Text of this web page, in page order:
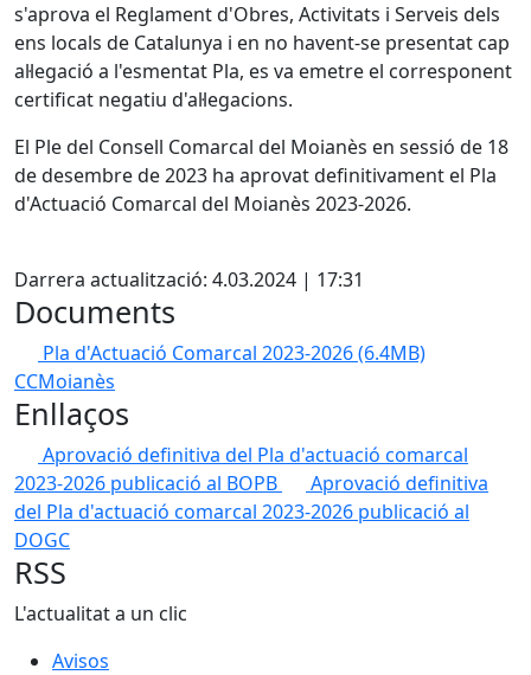
s'aprova el Reglament d'Obres, Activitats i Serveis dels
ens locals de Catalunya i en no havent-se presentat cap
al·legació a l'esmentat Pla, es va emetre el corresponent
certificat negatiu d'al·legacions.
El Ple del Consell Comarcal del Moianès en sessió de 18
de desembre de 2023 ha aprovat definitivament el Pla
d'Actuació Comarcal del Moianès 2023-2026.
Darrera actualització: 4.03.2024 | 17:31
Documents
Pla d'Actuació Comarcal 2023-2026(6.4MB)
CCMoianès
Enllaços
Aprovació definitiva del Pla d'actuació comarcal
2023-2026 publicació al BOPB
Aprovació definitiva
del Pla d'actuació comarcal 2023-2026 publicació al
DOGC
RSS
L'actualitat a un clic
Avisos